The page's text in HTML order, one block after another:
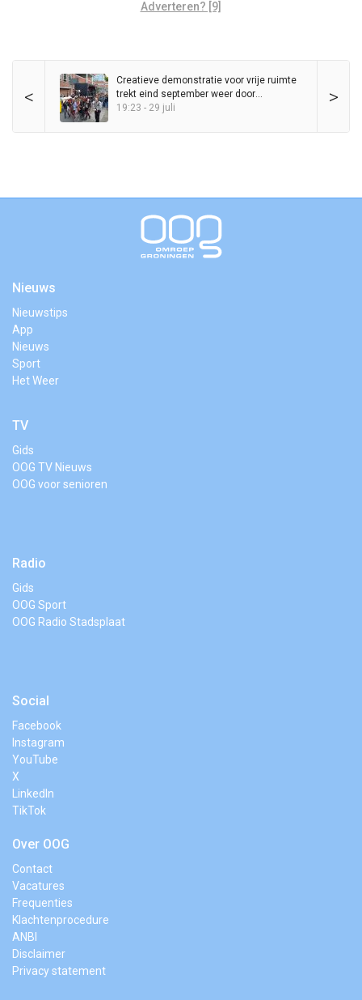
Adverteren? [9]
< >
Creatieve demonstratie voor vrije ruimte
trekt eind september weer door
binnenstad
19:23 - 29 juli
Nieuws
Nieuwstips
App
Nieuws
Sport
Het Weer
TV
Gids
OOG TV Nieuws
OOG voor senioren
Radio
Gids
OOG Sport
OOG Radio Stadsplaat
Social
Facebook
Instagram
YouTube
X
LinkedIn
TikTok
Over OOG
Contact
Vacatures
Frequenties
Klachtenprocedure
ANBI
Disclaimer
Privacy statement